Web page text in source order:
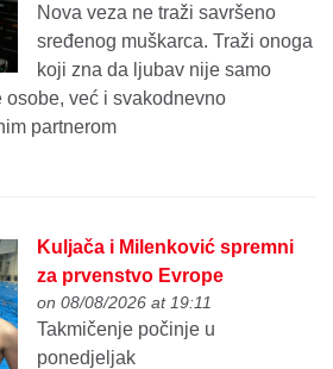
Nova veza ne traži savršeno
sređenog muškarca. Traži onoga
koji zna da ljubav nije samo
osobe, već i svakodnevno
partnerom
Kuljača i Milenković spremni
za prvenstvo Evrope
on 08/08/2026 at 19:11
Takmičenje počinje u
ponedjeljak